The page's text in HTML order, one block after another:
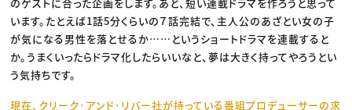
のゲストに合った企画をします。あと、短い連載ドラマを作ろうと思って
います。たとえば1話5分くらいの７話完結で、主人公のあざとい女の子
が気になる男性を落とせるか……というショートドラマを連載すると
か。うまくいったらドラマ化したらいいなと、夢は大きく持ってやろうとい
う気持ちです。
現在、クリーク･アンド･リバー社が持っている番組プロデューサーの求